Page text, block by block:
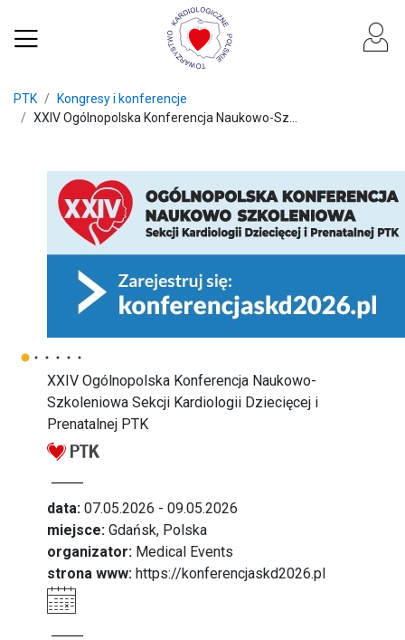
PTK
Kongresy i konferencje
XXIV Ogólnopolska Konferencja Naukowo-Sz...
XXIV Ogólnopolska Konferencja Naukowo-
Szkoleniowa Sekcji Kardiologii Dziecięcej i
Prenatalnej PTK
data: 07.05.2026 - 09.05.2026
miejsce: Gdańsk, Polska
organizator: Medical Events
strona www: https://konferencjaskd2026.pl